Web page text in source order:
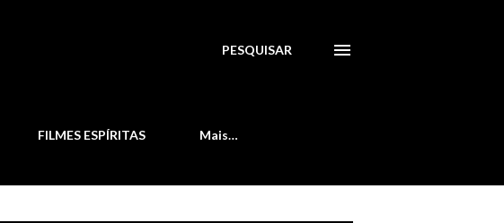
PESQUISAR
FILMES ESPÍRITAS Mais…